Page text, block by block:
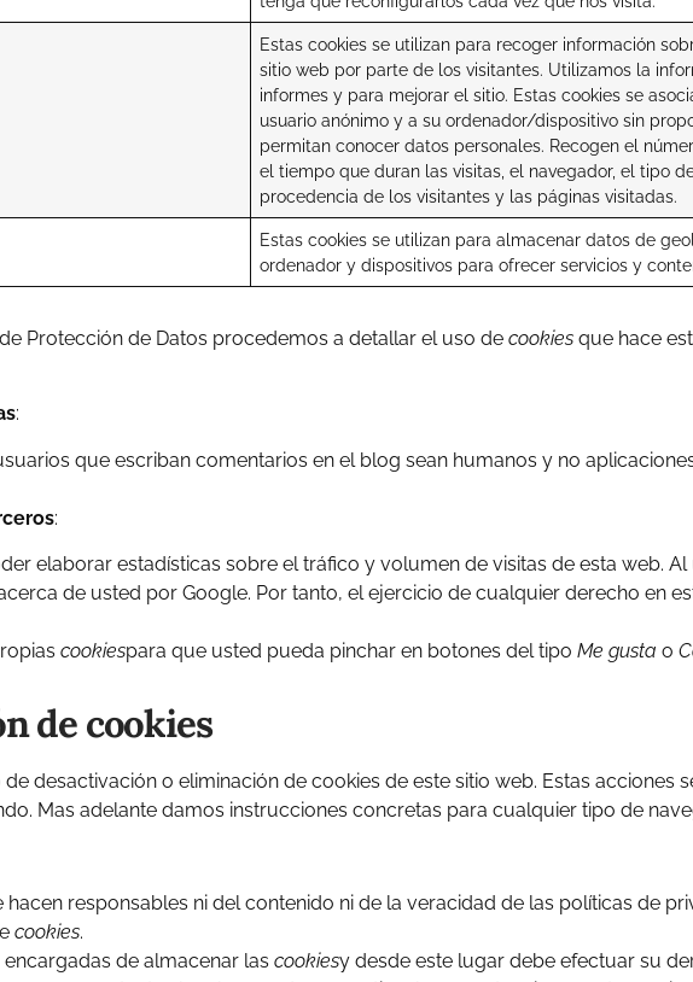
Estas cookies se utilizan para recoger información
sitio web por parte de los visitantes. Utilizamos la
informes y para mejorar el sitio. Estas cookies se
usuario anónimo y a su ordenador/dispositivo sin
permitan conocer datos personales. Recogen el
el tiempo que duran las visitas, el navegador, el tipo
procedencia de los visitantes y las páginas visitadas.
Estas cookies se utilizan para almacenar datos de
ordenador y dispositivos para ofrecer servicios y
Protección de Datos procedemos a detallar el uso de cookies que hace
:
que escriban comentarios en el blog sean humanos y no
:
elaborar estadísticas sobre el tráfico y volumen de visitas de esta web. Al
de usted por Google. Por tanto, el ejercicio de cualquier derecho en
cookiespara que usted pueda pinchar en botones del tipo Me gusta o
de cookies
desactivación o eliminación de cookies de este sitio web. Estas acciones
Mas adelante damos instrucciones concretas para cualquier tipo de
hacen responsables ni del contenido ni de la veracidad de las políticas de
cookies.
de almacenar las cookiesy desde este lugar debe efectuar su